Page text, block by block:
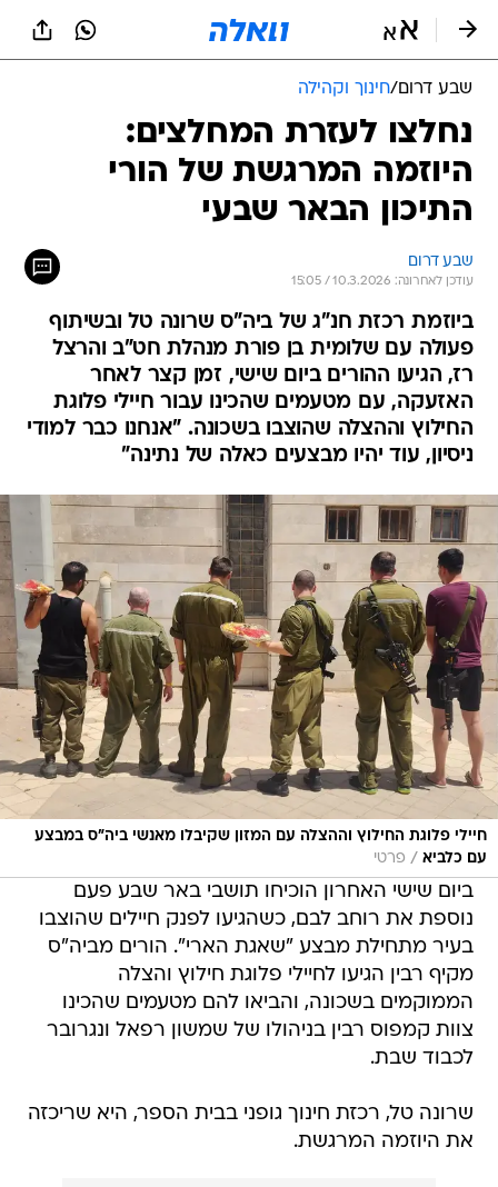
שבע דרום/חינוך וקהילה
נחלצו לעזרת המחלצים:
היוזמה המרגשת של הורי
התיכון הבאר שבעי
שבע דרום
עודכן לאחרונה: 10.3.2026 / 15:05
ביוזמת רכזת חנ"ג של ביה"ס שרונה טל ובשיתוף
פעולה עם שלומית בן פורת מנהלת חט"ב והרצל
רז, הגיעו ההורים ביום שישי, זמן קצר לאחר
האזעקה, עם מטעמים שהכינו עבור חיילי פלוגת
החילוץ וההצלה שהוצבו בשכונה. "אנחנו כבר למודי
ניסיון, עוד יהיו מבצעים כאלה של נתינה"
חיילי פלוגת החילוץ וההצלה עם המזון שקיבלו מאנשי ביה"ס במבצע
עם כלביא / פרטי
ביום שישי האחרון הוכיחו תושבי באר שבע פעם
נוספת את רוחב לבם, כשהגיעו לפנק חיילים שהוצבו
בעיר מתחילת מבצע "שאגת הארי". הורים מביה"ס
מקיף רבין הגיעו לחיילי פלוגת חילוץ והצלה
הממוקמים בשכונה, והביאו להם מטעמים שהכינו
צוות קמפוס רבין בניהולו של שמשון רפאל ונגרובר
לכבוד שבת.
שרונה טל, רכזת חינוך גופני בבית הספר, היא שריכזה
את היוזמה המרגשת.